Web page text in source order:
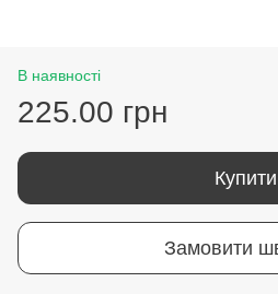
В наявності
225.00 грн
Купити
Замовити